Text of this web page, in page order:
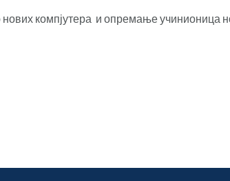
компјутера и опремање учинионица